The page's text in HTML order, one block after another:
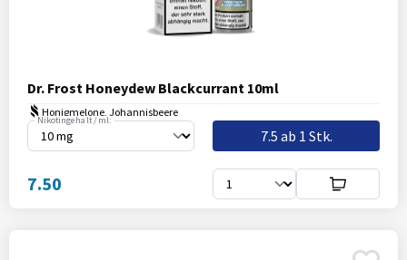
Dr. Frost Honeydew Blackcurrant 10ml
Honigmelone, Johannisbeere
Nikotingehalt / ml:
7.5 ab 1 Stk.
7.50